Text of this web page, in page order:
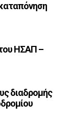
ΗΣΑΠ –
διαδρομής